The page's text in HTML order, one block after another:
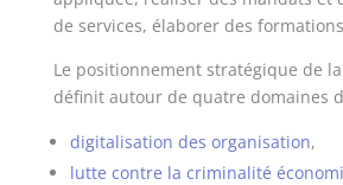
de services, élaborer des
Le positionnement stratégique de la
définit autour de quatre domaines
digitalisation des organisation,
lutte contre la criminalité